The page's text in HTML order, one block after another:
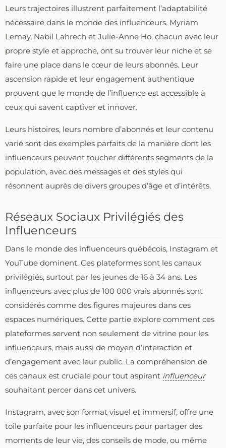
Leurs trajectoires illustrent parfaitement l’adaptabilité
nécessaire dans le monde des influenceurs. Myriam
Lemay, Nabil Lahrech et Julie-Anne Ho, chacun avec leur
propre style et approche, ont su trouver leur niche et se
faire une place dans le cœur de leurs abonnés. Leur
ascension rapide et leur engagement authentique
prouvent que le monde de l’influence est accessible à
ceux qui savent captiver et innover.
Leurs histoires, leurs nombre d’abonnés et leur contenu
varié sont des exemples parfaits de la manière dont les
influenceurs peuvent toucher différents segments de la
population, avec des messages et des styles qui
résonnent auprès de divers groupes d’âge et d’intérêts.
Réseaux Sociaux Privilégiés des
Influenceurs
Dans le monde des influenceurs québécois, Instagram et
YouTube dominent. Ces plateformes sont les canaux
privilégiés, surtout par les jeunes de 16 à 34 ans. Les
influenceurs avec plus de 100 000 vrais abonnés sont
considérés comme des figures majeures dans ces
espaces numériques. Cette partie explore comment ces
plateformes servent non seulement de vitrine pour les
influenceurs, mais aussi de moyen d’interaction et
d’engagement avec leur public. La compréhension de
ces canaux est cruciale pour tout aspirant influenceur
souhaitant percer dans cet univers.
Instagram, avec son format visuel et immersif, offre une
toile parfaite pour les influenceurs pour partager des
moments de leur vie, des conseils de mode, ou même